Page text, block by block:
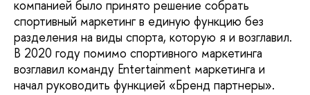
компанией было принято решение собрать
спортивный маркетинг в единую функцию без
разделения на виды спорта, которую я и возглавил.
В 2020 году помимо спортивного маркетинга
возглавил команду Entertainment маркетинга и
начал руководить функцией «Бренд партнеры».